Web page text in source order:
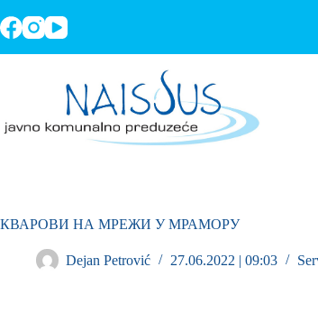
КВАРОВИ НА МРЕЖИ У МРАМОРУ
Dejan Petrović 27.06.2022 | 09:03